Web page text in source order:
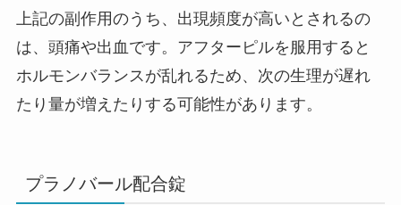
上記の副作用のうち、出現頻度が高いとされるの
は、頭痛や出血です。アフターピルを服用すると
ホルモンバランスが乱れるため、次の生理が遅れ
たり量が増えたりする可能性があります。
プラノバール配合錠